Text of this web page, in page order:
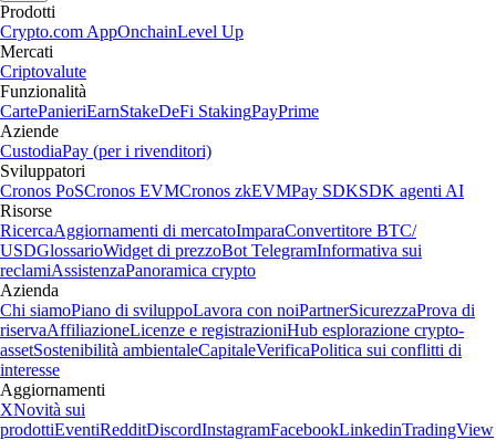
Prodotti
Crypto.com AppOnchainLevel Up
Mercati
Criptovalute
Funzionalità
CartePanieriEarnStakeDeFi StakingPayPrime
Aziende
CustodiaPay (per i rivenditori)
Sviluppatori
Cronos PoSCronos EVMCronos zkEVMPay SDKSDK agenti AI
Risorse
RicercaAggiornamenti di mercatoImparaConvertitore BTC/
USDGlossarioWidget di prezzoBot TelegramInformativa sui
reclamiAssistenzaPanoramica crypto
Azienda
Chi siamoPiano di sviluppoLavora con noiPartnerSicurezzaProva di
riservaAffiliazioneLicenze e registrazioniHub esplorazione crypto-
assetSostenibilità ambientaleCapitaleVerificaPolitica sui conflitti di
interesse
Aggiornamenti
XNovità sui
prodottiEventiRedditDiscordInstagramFacebookLinkedinTradingView